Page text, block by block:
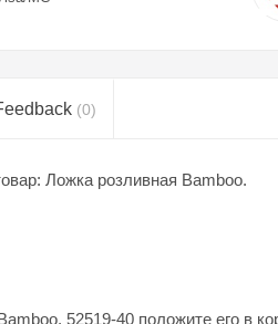
(0)
Ложка розливная Bamboo.
52519-40 положите его в